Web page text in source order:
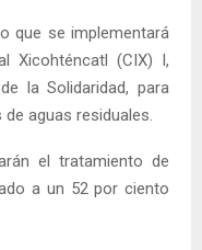
que se implementará
Xicohténcatl (CIX) I,
la Solidaridad, para
aguas residuales.
el tratamiento de
a un 52 por ciento